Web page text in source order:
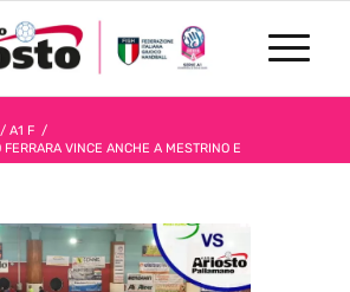
/ A1 F /
FERRARA VINCE ANCHE A MESTRINO E